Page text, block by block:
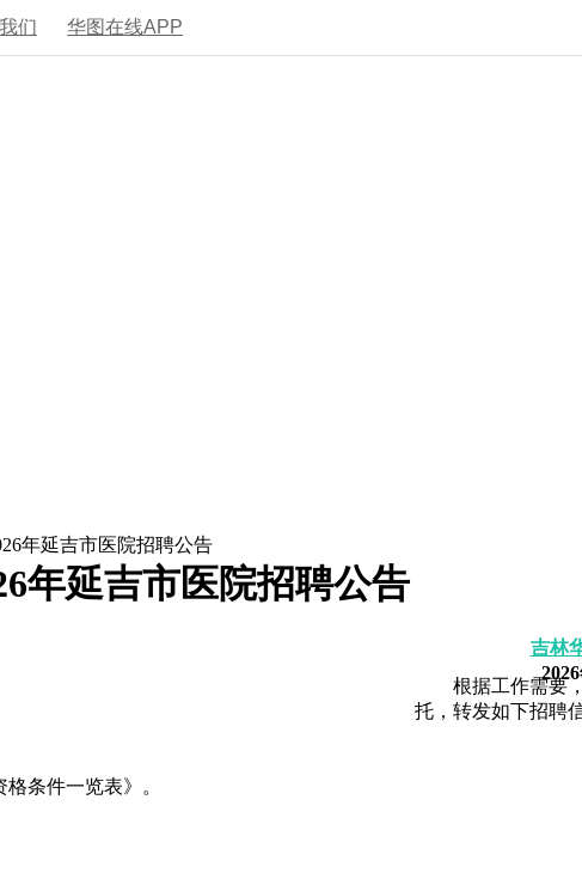
们 华图在线APP
年延吉市医院招聘公告
年延吉市医院招聘公告
吉林
根据工作需要，
托，转发如下招聘
条件一览表》。